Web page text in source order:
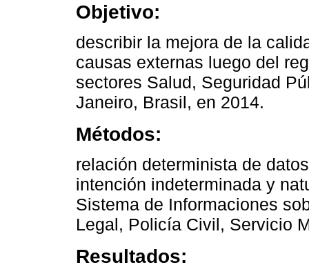
Objetivo:
describir la mejora de la
causas externas luego del
sectores Salud, Seguridad
Janeiro, Brasil, en 2014.
Métodos:
relación determinista de
intención indeterminada y
Sistema de Informaciones
Legal, Policía Civil, Servicio
Resultados: